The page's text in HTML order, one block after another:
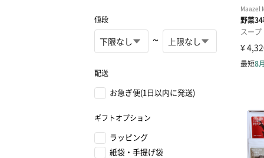
値段
~
配送
お急ぎ便(1日以内に発送)
ギフトオプション
ラッピング
紙袋・手提げ袋